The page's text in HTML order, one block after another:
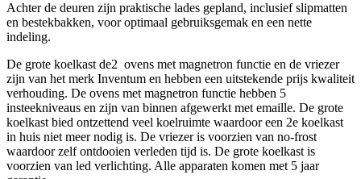
Achter de deuren zijn praktische lades gepland, inclusief slipmatten
en bestekbakken, voor optimaal gebruiksgemak en een nette
indeling.
De grote koelkast de2 ovens met magnetron functie en de vriezer
zijn van het merk Inventum en hebben een uitstekende prijs kwaliteit
verhouding. De ovens met magnetron functie hebben 5
insteekniveaus en zijn van binnen afgewerkt met emaille. De grote
koelkast bied ontzettend veel koelruimte waardoor een 2e koelkast
in huis niet meer nodig is. De vriezer is voorzien van no-frost
waardoor zelf ontdooien verleden tijd is. De grote koelkast is
voorzien van led verlichting. Alle apparaten komen met 5 jaar